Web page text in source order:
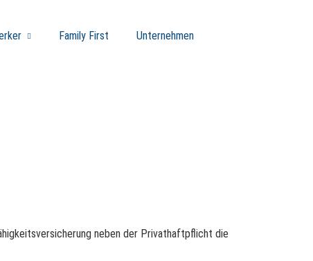
Family First Unternehmen
neben der Privathaftpflicht die